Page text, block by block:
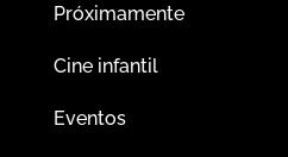
Próximamente
Cine infantil
Eventos